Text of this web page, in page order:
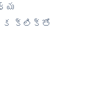
క్లిక్‌తో